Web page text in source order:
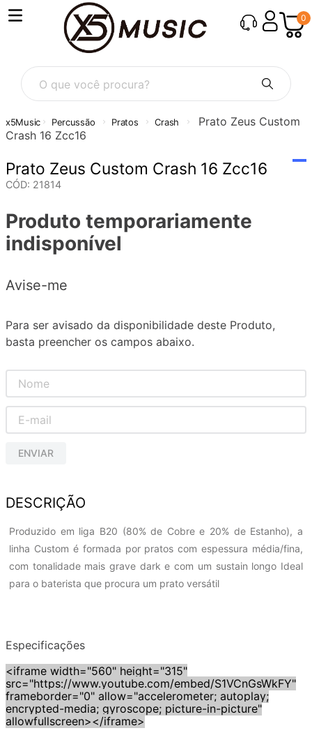
0
O que você procura?
Percussão Pratos Crash
Prato Zeus Custom
Crash 16 Zcc16
Prato Zeus Custom Crash 16 Zcc16
CÓD: 21814
Produto temporariamente
indisponível
Avise-me
Para ser avisado da disponibilidade deste Produto,
basta preencher os campos abaixo.
ENVIAR
DESCRIÇÃO
Produzido em liga B20 (80% de Cobre e 20% de Estanho), a
linha Custom é formada por pratos com espessura média/fina,
com tonalidade mais grave dark e com um sustain longo Ideal
para o baterista que procura um prato versátil
Especificações
<iframe width="560" height="315"
src="https://www.youtube.com/embed/S1VCnGsWkFY"
frameborder="0" allow="accelerometer; autoplay;
encrypted-media; gyroscope; picture-in-picture"
allowfullscreen></iframe>